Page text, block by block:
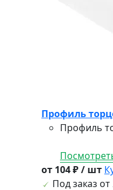
Профиль
Профиль
от 104 ₽ / шт
Под заказ от